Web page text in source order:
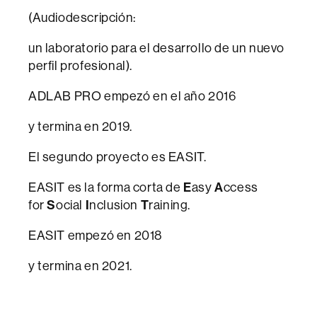
(Audiodescripción:
un laboratorio para el desarrollo de un nuevo
perfil profesional).
ADLAB PRO empezó en el año 2016
y termina en 2019.
El segundo proyecto es EASIT.
EASIT es la forma corta de EasyAccess
forSocial Inclusion Training.
EASIT empezó en 2018
y termina en 2021.